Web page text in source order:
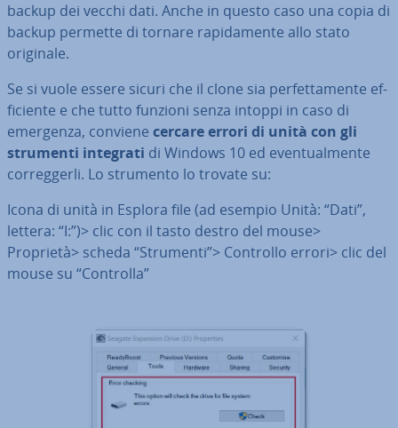
backup dei vecchi dati. Anche in questo caso una copia di
backup permette di tornare ra­pi­da­men­te allo stato
originale.
Se si vuole essere sicuri che il clone sia per­fet­ta­men­te ef­
fi­cien­te e che tutto funzioni senza intoppi in caso di
emergenza, conviene cercare errori di unità con gli
strumenti integrati di Windows 10 ed even­tual­men­te
cor­reg­ger­li. Lo strumento lo trovate su:
Icona di unità in Esplora file (ad esempio Unità: “Dati”,
lettera: “I:”)> clic con il tasto destro del mouse>
Proprietà> scheda “Strumenti”> Controllo errori> clic del
mouse su “Controlla”